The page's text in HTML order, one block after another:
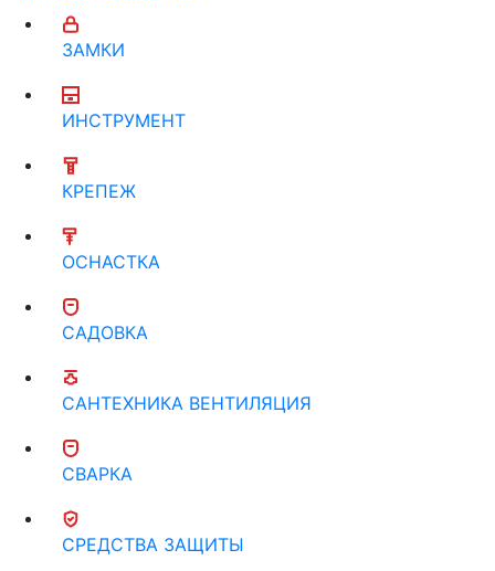
ЗАМКИ
ИНСТРУМЕНТ
КРЕПЕЖ
ОСНАСТКА
САДОВКА
САНТЕХНИКА ВЕНТИЛЯЦИЯ
СВАРКА
СРЕДСТВА ЗАЩИТЫ